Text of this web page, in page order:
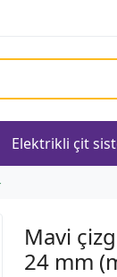
Elektrikli çit
Mavi
24 mm